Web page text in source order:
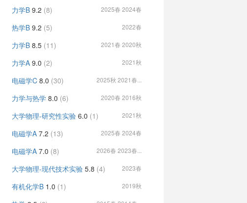
力学B 9.2 (8) 2025春 2024春
热学B 9.2 (5) 2022春
力学B 8.5 (11) 2021春 2020秋
力学A 9.0 (2) 2021秋
电磁学C 8.0 (30) 2025秋 2021春...
力学与热学 8.0 (6) 2020春 2016秋
大学物理-研究性实验 6.0 (1) 2021秋
电磁学A 7.2 (13) 2025春 2024春
电磁学A 7.0 (8) 2026春 2023春...
大学物理-现代技术实验 5.8 (4) 2023春
有机化学B 1.0 (1) 2019秋